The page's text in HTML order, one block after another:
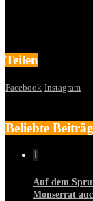
Teilen
Facebook Instagram
Beliebte
1
Auf dem
Monserrat